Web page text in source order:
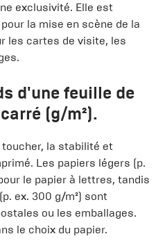
exclusivité. Elle est
la mise en scène de la
les cartes de visite, les
d'une feuille de
(g/m²).
la stabilité et
Les papiers légers (p.
le papier à lettres, tandis
ex. 300 g/m²) sont
ou les emballages.
le choix du papier.